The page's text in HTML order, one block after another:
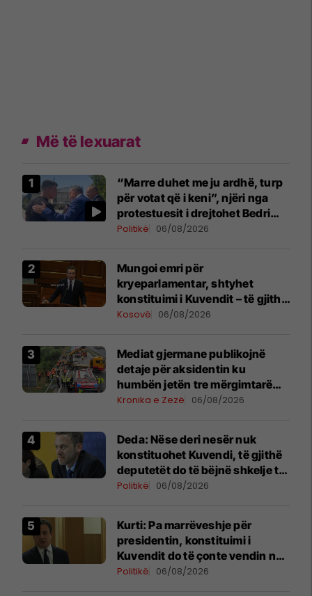
Më të lexuarat
“Marre duhet me ju ardhë, turp
për votat që i keni”, njëri nga
protestuesit i drejtohet Bedri
Hamzës
Politikë 06/08/2026
Mungoi emri për
kryeparlamentar, shtyhet
konstituimi i Kuvendit – të gjitha
detajet
Kosovë 06/08/2026
Mediat gjermane publikojnë
detaje për aksidentin ku
humbën jetën tre mërgimtarë
nga Komogllava e Ferizajt
Kronika e Zezë 06/08/2026
Deda: Nëse deri nesër nuk
konstituohet Kuvendi, të gjithë
deputetët do të bëjnë shkelje të
rëndë kushtetuese
Politikë 06/08/2026
Kurti: Pa marrëveshje për
presidentin, konstituimi i
Kuvendit do të çonte vendin në
zgjedhje të reja
Politikë 06/08/2026